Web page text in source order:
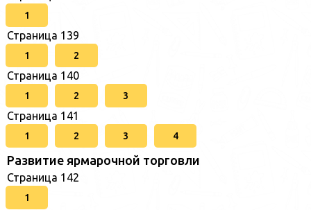
1
Страница 139
1 2
Страница 140
1 2 3
Страница 141
1 2 3 4
Развитие ярмарочной торговли
Страница 142
1